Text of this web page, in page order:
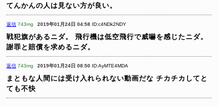
てんかんの人は見ない方が良い。
返信 743mg 2019年01月24日 04:58 ID:c4NDk2NDY
戦犯旗があるニダ。
飛行機は低空飛行で威嚇を感じたニダ。
謝罪と賠償を求めるニダ。
返信 743mg 2019年01月24日 08:50 ID:AyMTE4MDA
まともな人間には受け入れられない動画だな チカチカしてと
ても不快